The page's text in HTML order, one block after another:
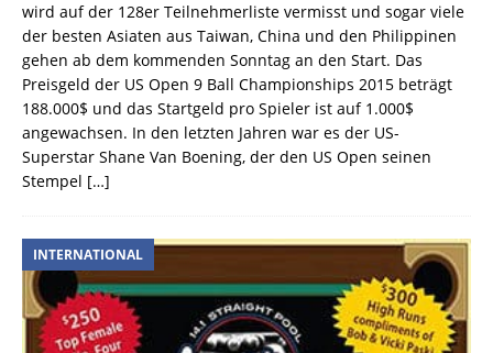
wird auf der 128er Teilnehmerliste vermisst und sogar viele
der besten Asiaten aus Taiwan, China und den Philippinen
gehen ab dem kommenden Sonntag an den Start. Das
Preisgeld der US Open 9 Ball Championships 2015 beträgt
188.000$ und das Startgeld pro Spieler ist auf 1.000$
angewachsen. In den letzten Jahren war es der US-
Superstar Shane Van Boening, der den US Open seinen
Stempel […]
INTERNATIONAL